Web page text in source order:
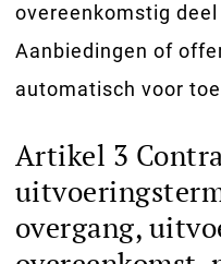
overeenkomstig
Aanbiedingen of
automatisch voor
Artikel 3
overgang,